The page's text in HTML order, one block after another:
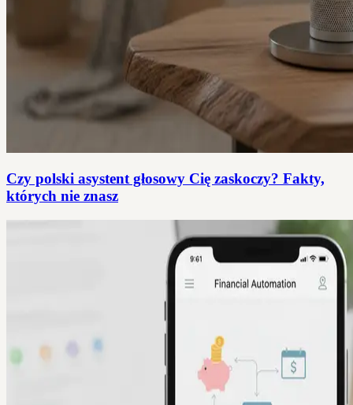
Czy polski asystent głosowy Cię zaskoczy? Fakty,
których nie znasz